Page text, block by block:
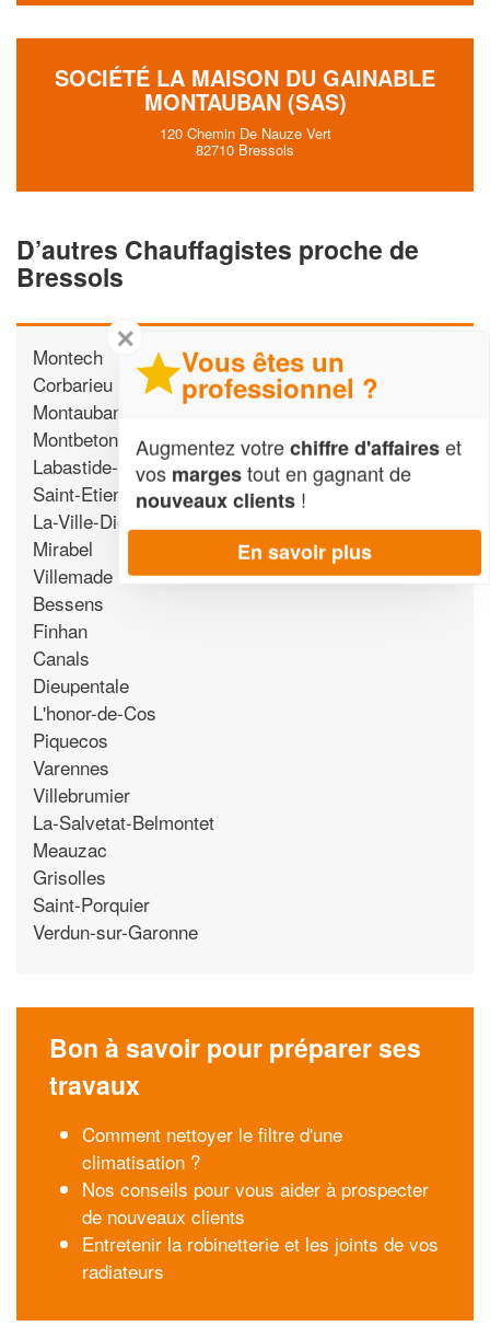
SOCIÉTÉ LA MAISON DU GAINABLE
MONTAUBAN (SAS)
120 Chemin De Nauze Vert
82710 Bressols
D’autres Chauffagistes proche de
Bressols
Montech
Corbarieu
Montauban
Montbeton
Labastide-Saint-Pierre
Saint-Etienne-de-Tulmont
La-Ville-Dieu-du-Temple
Mirabel
Villemade
Bessens
Finhan
Canals
Dieupentale
L'honor-de-Cos
Piquecos
Varennes
Villebrumier
La-Salvetat-Belmontet
Meauzac
Grisolles
Saint-Porquier
Verdun-sur-Garonne
Bon à savoir pour préparer ses
travaux
Comment nettoyer le filtre d'une
climatisation ?
Nos conseils pour vous aider à prospecter
de nouveaux clients
Entretenir la robinetterie et les joints de vos
radiateurs
✕
Vous êtes un
professionnel ?
Augmentez votrechiffre d'affaireset
vos margestout en gagnant de
nouveaux clients !
En savoir plus